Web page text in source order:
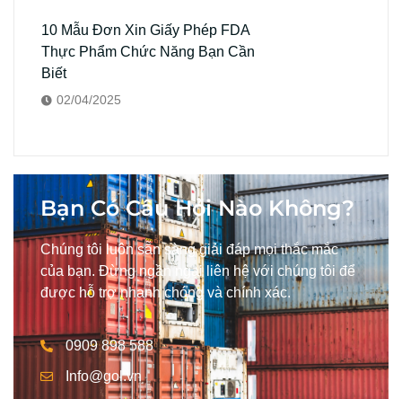
10 Mẫu Đơn Xin Giấy Phép FDA
Thực Phẩm Chức Năng Bạn Cần
Biết
02/04/2025
Bạn Có Câu Hỏi Nào Không?
Chúng tôi luôn sẵn sàng giải đáp mọi thắc mắc
của bạn. Đừng ngần ngại liên hệ với chúng tôi để
được hỗ trợ nhanh chóng và chính xác.
0909 898 588
Info@gol.vn